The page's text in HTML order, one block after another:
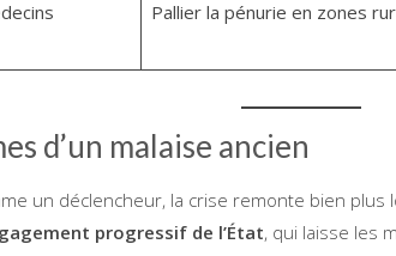
Pallier la pénurie en zones
d’un malaise ancien
un déclencheur, la crise remonte bien plus
progressif de l’État, qui laisse les